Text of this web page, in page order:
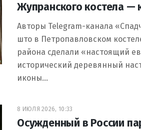
Жупранского костела —
Авторы Telegram-канала
што в Петропавловском
района сделали «настоящий
исторический деревянный
иконы…
8 ИЮЛЯ 2026, 10:33
Осужденный в России